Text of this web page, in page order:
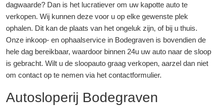
dagwaarde? Dan is het lucratiever om uw kapotte auto te
verkopen. Wij kunnen deze voor u op elke gewenste plek
ophalen. Dit kan de plaats van het ongeluk zijn, of bij u thuis.
Onze inkoop- en ophaalservice in Bodegraven is bovendien de
hele dag bereikbaar, waardoor binnen 24u uw auto naar de sloop
is gebracht. Wilt u de sloopauto graag verkopen, aarzel dan niet
om contact op te nemen via het contactformulier.
Autosloperij Bodegraven